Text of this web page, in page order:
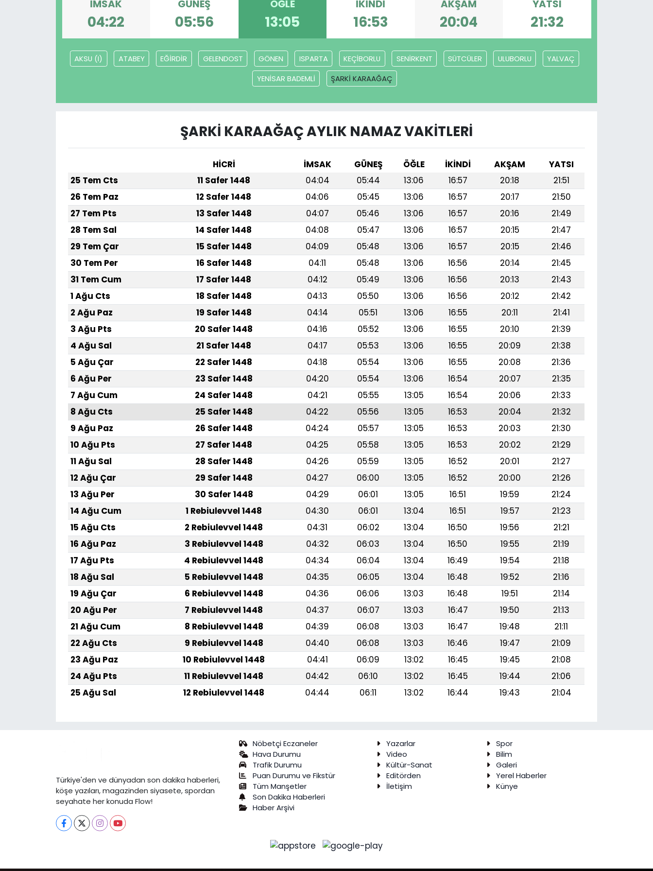
İMSAK
04:22
GÜNEŞ
05:56
ÖĞLE
13:05
İKINDI
16:53
AKŞAM
20:04
YATSI
21:32
AKSU (I) ATABEY EĞİRDİR GELENDOST GÖNEN ISPARTA KEÇİBORLU SENİRKENT SÜTCÜLER ULUBORLU
YALVAÇ
YENİSAR BADEMLİ
ŞARKİ KARAAĞAÇ
ŞARKİ KARAAĞAÇ AYLIK NAMAZ VAKITLERI
HİCRİ İMSAK GÜNEŞ ÖĞLE İKINDI AKŞAM
YATSI
25 Tem Cts
11 Safer 1448 04:04 05:44 13:06 16:57 20:18
21:51
26 Tem Paz
12 Safer 1448 04:06 05:45 13:06 16:57 20:17
21:50
27 Tem Pts
13 Safer 1448 04:07 05:46 13:06 16:57 20:16
21:49
28 Tem Sal
14 Safer 1448 04:08 05:47 13:06 16:57 20:15
21:47
29 Tem Çar
15 Safer 1448 04:09 05:48 13:06 16:57 20:15
21:46
30 Tem Per
16 Safer 1448 04:11 05:48 13:06 16:56 20:14
21:45
31 Tem Cum
17 Safer 1448 04:12 05:49 13:06 16:56 20:13
21:43
1 Ağu Cts
18 Safer 1448 04:13 05:50 13:06 16:56 20:12
21:42
2 Ağu Paz
19 Safer 1448 04:14 05:51 13:06 16:55 20:11
21:41
3 Ağu Pts
20 Safer 1448 04:16 05:52 13:06 16:55 20:10
21:39
4 Ağu Sal
21 Safer 1448 04:17 05:53 13:06 16:55 20:09
21:38
5 Ağu Çar
22 Safer 1448 04:18 05:54 13:06 16:55 20:08
21:36
6 Ağu Per
23 Safer 1448 04:20 05:54 13:06 16:54 20:07
21:35
7 Ağu Cum
24 Safer 1448 04:21 05:55 13:05 16:54 20:06
21:33
8 Ağu Cts
25 Safer 1448 04:22 05:56 13:05 16:53 20:04
21:32
9 Ağu Paz
26 Safer 1448 04:24 05:57 13:05 16:53 20:03
21:30
10 Ağu Pts
27 Safer 1448 04:25 05:58 13:05 16:53 20:02
21:29
11 Ağu Sal
28 Safer 1448 04:26 05:59 13:05 16:52 20:01
21:27
12 Ağu Çar
29 Safer 1448 04:27 06:00 13:05 16:52 20:00
21:26
13 Ağu Per
30 Safer 1448 04:29 06:01 13:05 16:51 19:59
21:24
14 Ağu Cum
1 Rebiulevvel 1448 04:30 06:01 13:04 16:51 19:57
21:23
15 Ağu Cts
2 Rebiulevvel 1448 04:31 06:02 13:04 16:50 19:56
21:21
16 Ağu Paz
3 Rebiulevvel 1448 04:32 06:03 13:04 16:50 19:55
21:19
17 Ağu Pts
4 Rebiulevvel 1448 04:34 06:04 13:04 16:49 19:54
21:18
18 Ağu Sal
5 Rebiulevvel 1448 04:35 06:05 13:04 16:48 19:52
21:16
19 Ağu Çar
6 Rebiulevvel 1448 04:36 06:06 13:03 16:48 19:51
21:14
20 Ağu Per
7 Rebiulevvel 1448 04:37 06:07 13:03 16:47 19:50
21:13
21 Ağu Cum
8 Rebiulevvel 1448 04:39 06:08 13:03 16:47 19:48
21:11
22 Ağu Cts
9 Rebiulevvel 1448 04:40 06:08 13:03 16:46 19:47
21:09
23 Ağu Paz
10 Rebiulevvel 1448 04:41 06:09 13:02 16:45 19:45
21:08
24 Ağu Pts
11 Rebiulevvel 1448 04:42 06:10 13:02 16:45 19:44
21:06
25 Ağu Sal
12 Rebiulevvel 1448 04:44 06:11 13:02 16:44 19:43 21:04
Türkiye'den ve dünyadan son dakika haberleri,
köşe yazıları, magazinden siyasete, spordan
seyahate her konuda Flow!
Nöbetçi Eczaneler
Hava Durumu
Trafik Durumu
Puan Durumu ve Fikstür
Tüm Manşetler
Son Dakika Haberleri
Haber Arşivi
Yazarlar
Spor
Video
Bilim
Kültür-Sanat
Galeri
Editörden
Yerel Haberler
İletişim
Künye